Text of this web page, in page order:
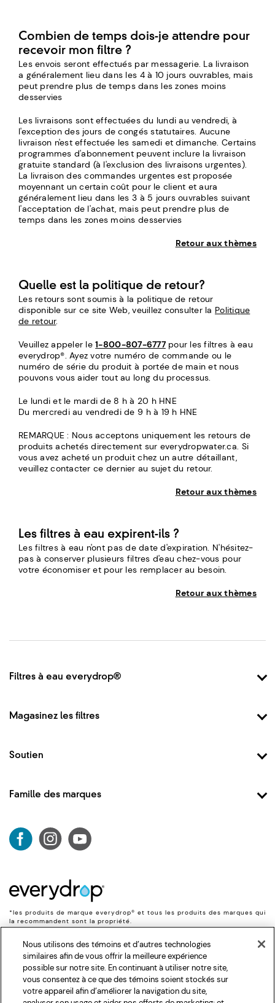
Combien de temps dois-je attendre pour
recevoir mon filtre ?
Les envois seront effectués par messagerie. La livraison
a généralement lieu dans les 4 à 10 jours ouvrables, mais
peut prendre plus de temps dans les zones moins
desservies
Les livraisons sont effectuées du lundi au vendredi, à
l'exception des jours de congés statutaires. Aucune
livraison n'est effectuée les samedi et dimanche. Certains
programmes d'abonnement peuvent inclure la livraison
gratuite standard (à l'exclusion des livraisons urgentes).
La livraison des commandes urgentes est proposée
moyennant un certain coût pour le client et aura
généralement lieu dans les 3 à 5 jours ouvrables suivant
l'acceptation de l'achat, mais peut prendre plus de
temps dans les zones moins desservies
Retour aux thèmes
Quelle est la politique de retour?
Les retours sont soumis à la politique de retour
disponible sur ce site Web, veuillez consulter la Politique
de retour.
Veuillez appeler le1-800-807-6777pour les filtres à eau
everydrop®. Ayez votre numéro de commande ou le
numéro de série du produit à portée de main et nous
pouvons vous aider tout au long du processus.
Le lundi et le mardi de 8 h à 20 h HNE
Du mercredi au vendredi de 9 h à 19 h HNE
REMARQUE : Nous acceptons uniquement les retours de
produits achetés directement sur everydropwater.ca. Si
vous avez acheté un produit chez un autre détaillant,
veuillez contacter ce dernier au sujet du retour.
Retour aux thèmes
Les filtres à eau expirent-ils ?
Les filtres à eau n'ont pas de date d'expiration. N'hésitez-
pas à conserver plusieurs filtres d'eau chez-vous pour
votre économiser et pour les remplacer au besoin.
Retour aux thèmes
Footer
Filtres à eau everydrop®
Magasinez les filtres
Magasinez le filtre n °4
Magasinez le filtre à glaçons
Soutien
Données de sécurité
Suivre ma commande
Famille des marques
Maytag
KitchenAid
affresh
Swash
*les produits de marque everydrop® et tous les produits des marques qui
la recommandent sont la propriété.
Corporation et sont distribués par celle-ci. ®/ ™ © 2026. Utilisée sous
Avis de confidentialité Modalités d'utilisation
Nous utilisons des témoins et d’autres technologies
similaires afin de vous offrir la meilleure expérience
possible sur notre site. En continuant à utiliser notre site,
vous consentez à ce que des témoins soient stockés sur
votre appareil afin d’améliorer la navigation du site,